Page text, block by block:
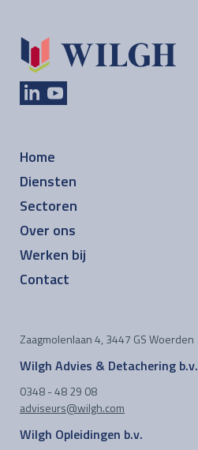
Home
Diensten
Sectoren
Over ons
Werken bij
Contact
Zaagmolenlaan 4, 3447 GS Woerden
Wilgh Advies & Detachering b.v.
0348 - 48 29 08
adviseurs@wilgh.com
Wilgh Opleidingen b.v.